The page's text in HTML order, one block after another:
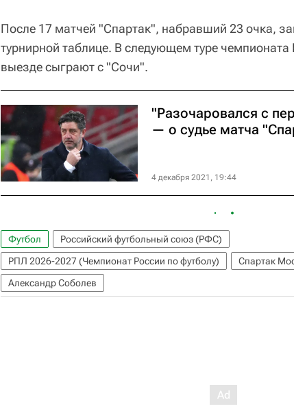
После 17 матчей "Спартак", набравший 23 очка,
турнирной таблице. В следующем туре
выезде сыграют с "Сочи".
"Разочаровался с
— о судье матча
4 декабря 2021, 19:44
Футбол
Российский футбольный союз (РФС)
РПЛ 2026-2027 (Чемпионат России по футболу)
Спартак
Александр Соболев